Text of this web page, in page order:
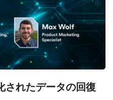
されたデータの回復